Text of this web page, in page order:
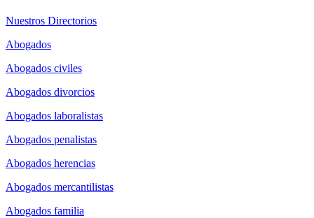
Nuestros Directorios
Abogados
Abogados civiles
Abogados divorcios
Abogados laboralistas
Abogados penalistas
Abogados herencias
Abogados mercantilistas
Abogados familia